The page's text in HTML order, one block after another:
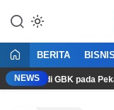
BERITA BISNIS
NEWS
di GBK pada Pekan